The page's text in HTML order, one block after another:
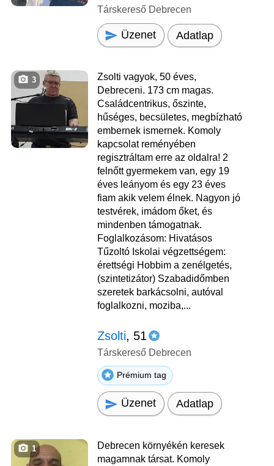
Társkereső Debrecen
Üzenet Adatlap
3
Zsolti vagyok, 50 éves,
Debreceni. 173 cm magas.
Családcentrikus, őszinte,
hűséges, becsületes, megbízható
embernek ismernek. Komoly
kapcsolat reményében
regisztráltam erre az oldalra! 2
felnőtt gyermekem van, egy 19
éves leányom és egy 23 éves
fiam akik velem élnek. Nagyon jó
testvérek, imádom őket, és
mindenben támogatnak.
Foglalkozásom: Hivatásos
Tűzoltó Iskolai végzettségem:
érettségi Hobbim a zenélgetés,
(szintetizátor) Szabadidőmben
szeretek barkácsolni, autóval
foglalkozni, moziba,...
Zsolti, 51
Társkereső Debrecen
Prémium tag
Üzenet Adatlap
1
Debrecen környékén keresek
magamnak társat. Komoly